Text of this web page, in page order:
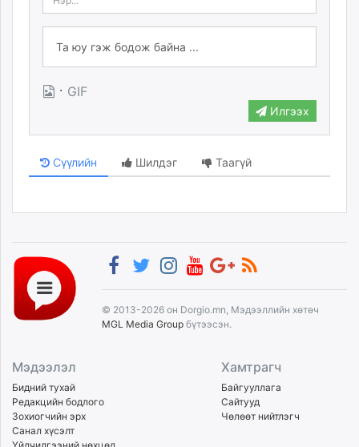
· GIF
Илгээх
Сүүлийн Шилдэг Таагүй
© 2013-2026 он Dorgio.mn, Мэдээллийн хөтөч
MGL Media Group бүтээсэн.
Мэдээлэл
Бидний тухай
Редакцийн бодлого
Зохиогчийн эрх
Санал хүсэлт
Хамтрагч
Байгууллага
Сайтууд
Чөлөөт нийтлэгч